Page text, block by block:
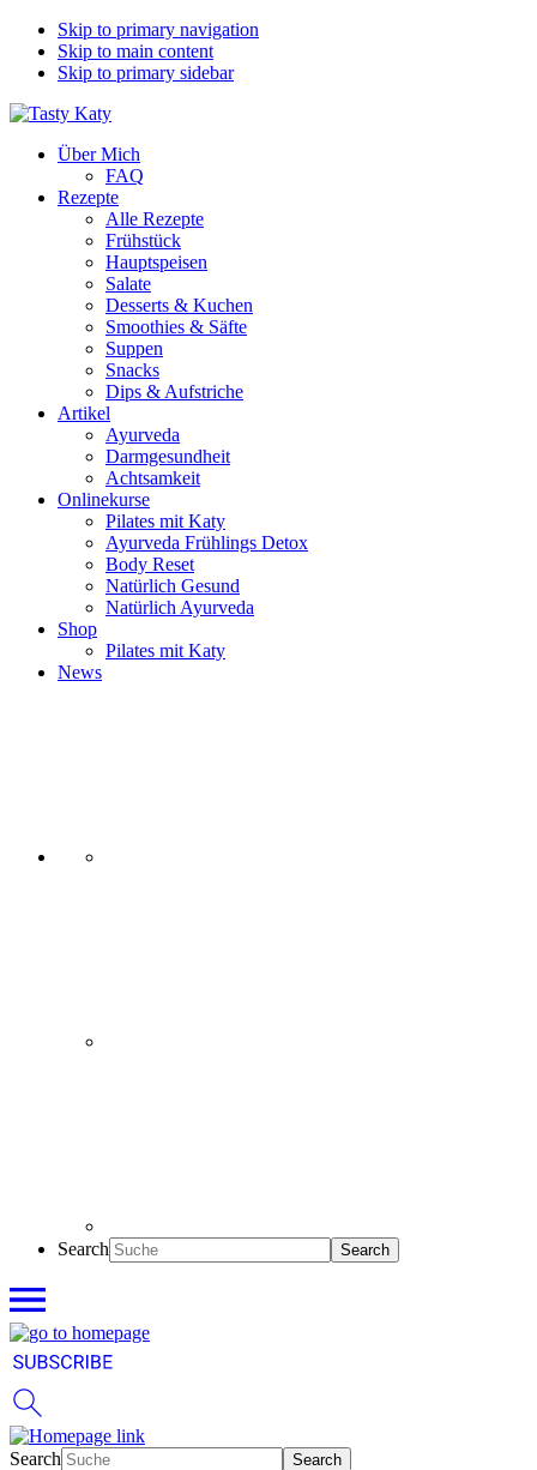
Skip to primary navigation
Skip to main content
Skip to primary sidebar
Über Mich
FAQ
Rezepte
Alle Rezepte
Frühstück
Hauptspeisen
Salate
Desserts & Kuchen
Smoothies & Säfte
Suppen
Snacks
Dips & Aufstriche
Artikel
Ayurveda
Darmgesundheit
Achtsamkeit
Onlinekurse
Pilates mit Katy
Ayurveda Frühlings Detox
Body Reset
Natürlich Gesund
Natürlich Ayurveda
Shop
Pilates mit Katy
News
Search
Search